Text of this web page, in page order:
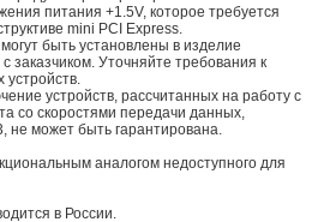
питания +1.5V, которое требуется
mini PCI Express.
быть установлены в изделие
заказчиком. Уточняйте требования к
устройств, рассчитанных на работу с
со скоростями передачи данных,
не может быть гарантирована.
аналогом недоступного для
в России.